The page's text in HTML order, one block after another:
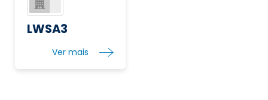
LWSA3
Ver mais